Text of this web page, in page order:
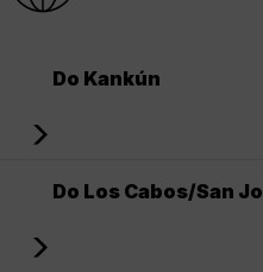
Do Kankún
Do Los Cabos/San